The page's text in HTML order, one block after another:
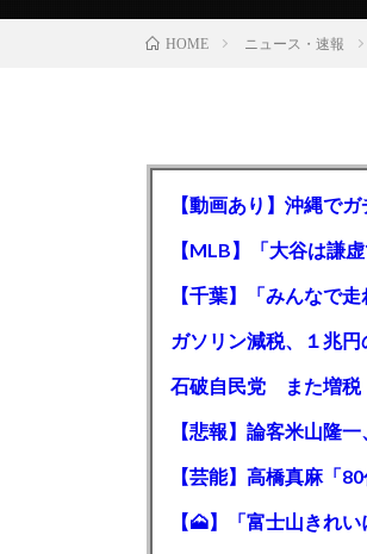
HOME ニュース・速報
【動画あり】沖縄で
石破自民党 また増税
【悲報】論客米山隆